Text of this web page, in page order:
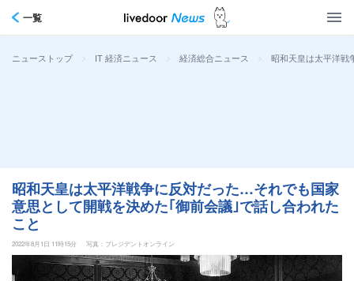
一覧
ニューストップ > IT 経済ニュース > 経済総合ニュース > 昭和天皇は太平洋戦
昭和天皇は太平洋戦争に反対だった…それでも国家
意思として開戦を決めた｢御前会議｣で話し合われた
こと
2022年8月1日 11時15分 写真：プレジデントオンライン